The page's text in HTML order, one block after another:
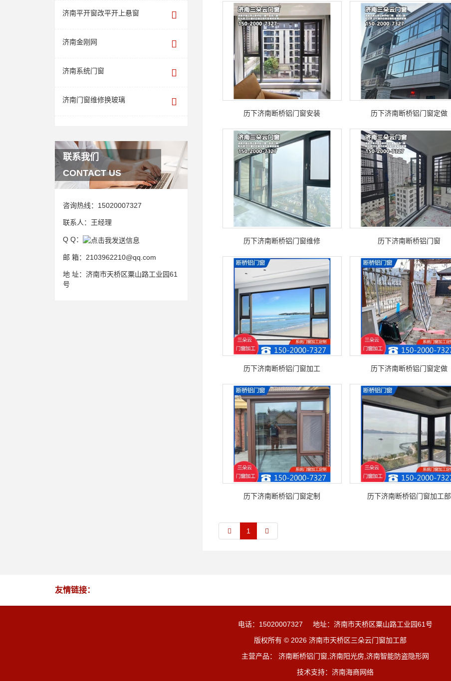
济南平开窗改平开上悬窗
济南金刚网
济南系统门窗
济南门窗维修换玻璃
联系我们
CONTACT US
咨询热线： 15020007327
联系人： 王经理
Q Q：
邮 箱： 2103962210@qq.com
地 址： 济南市天桥区粟山路工业园61
号
历下济南断桥铝门窗安装 历下济南断桥铝门窗定做
历下济南断桥铝门窗维修 历下济南断桥铝门窗
历下济南断桥铝门窗加工 历下济南断桥铝门窗定做
历下济南断桥铝门窗定制 历下济南断桥铝门窗加工部
1
友情链接：
电话：15020007327
地址：济南市天桥区粟山路工业园61号
版权所有 © 2026 济南市天桥区三朵云门窗加工部
主营产品： 济南断桥铝门窗,济南阳光房,济南智能防盗隐形网
技术支持： 济南海商网络